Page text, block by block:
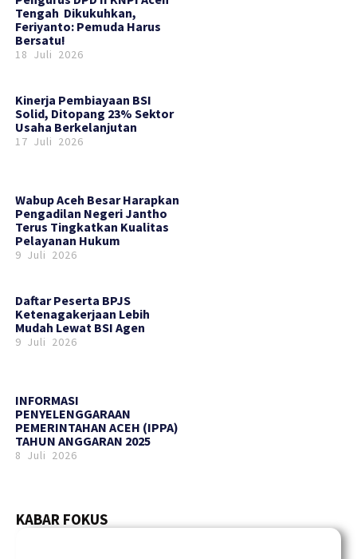
Tengah Dikukuhkan,
Feriyanto: Pemuda Harus
Bersatu!
18 Juli 2026
Kinerja Pembiayaan BSI
Solid, Ditopang 23% Sektor
Usaha Berkelanjutan
17 Juli 2026
Wabup Aceh Besar Harapkan
Pengadilan Negeri Jantho
Terus Tingkatkan Kualitas
Pelayanan Hukum
9 Juli 2026
Daftar Peserta BPJS
Ketenagakerjaan Lebih
Mudah Lewat BSI Agen
9 Juli 2026
INFORMASI
PENYELENGGARAAN
PEMERINTAHAN ACEH (IPPA)
TAHUN ANGGARAN 2025
8 Juli 2026
KABAR FOKUS